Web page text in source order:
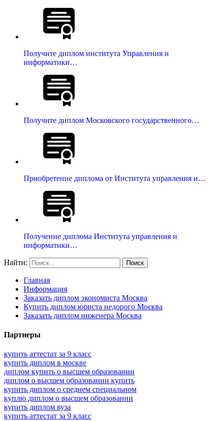
Получите диплом института Управления и
информатики…
Получите диплом Московского государственного…
Приобретение диплома от Института управления и…
Получение диплома Института управления и
информатики…
Найти:
Главная
Информация
Заказать диплом экономиста Москва
Купить диплом юриста недорого Москва
Заказать диплом инженера Москва
Партнеры
купить аттестат за 9 класс
купить диплом в москве
диплом купить о высшем образовании
диплом о высшем образовании купить
купить диплом о среднем специальном
куплю диплом о высшем образовании
купить диплом вуза
купить аттестат за 9 класс